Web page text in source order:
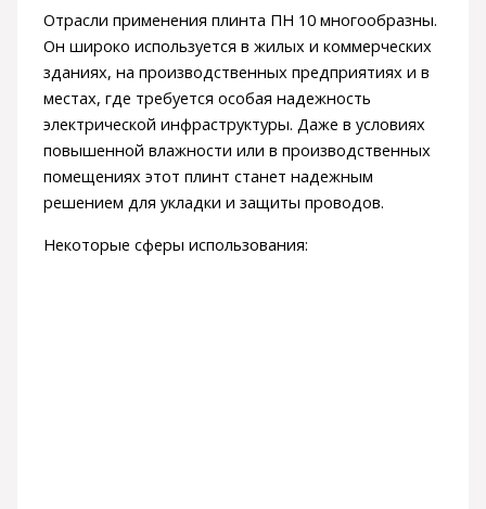
Отрасли применения плинта ПН 10 многообразны.
Он широко используется в жилых и коммерческих
зданиях, на производственных предприятиях и в
местах, где требуется особая надежность
электрической инфраструктуры. Даже в условиях
повышенной влажности или в производственных
помещениях этот плинт станет надежным
решением для укладки и защиты проводов.
Некоторые сферы использования: